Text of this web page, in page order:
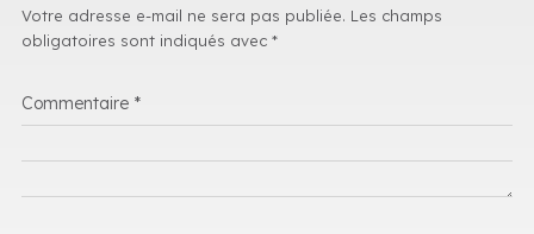
Votre adresse e-mail ne sera pas publiée. Les champs
obligatoires sont indiqués avec *
Commentaire *